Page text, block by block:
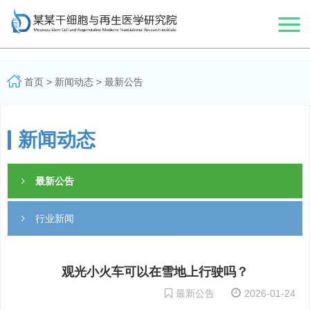
首页> 新闻动态 > 最新公告
新闻动态
最新公告
行业新闻
观光小火车可以在雪地上行驶吗？
最新公告 2026-01-24